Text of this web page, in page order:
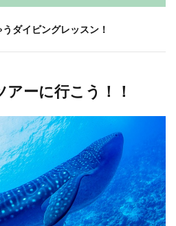
ダイビングレッスン！
ーに行こう！！